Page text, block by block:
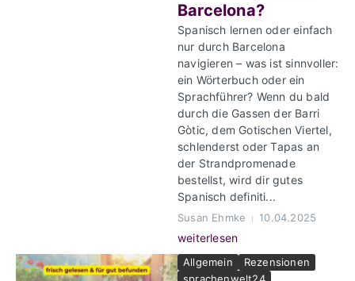
Barcelona?
Spanisch lernen oder einfach
nur durch Barcelona
navigieren – was ist sinnvoller:
ein Wörterbuch oder ein
Sprachführer? Wenn du bald
durch die Gassen der Barri
Gòtic, dem Gotischen Viertel,
schlenderst oder Tapas an
der Strandpromenade
bestellst, wird dir gutes
Spanisch definiti...
Susan Ehmke 10.04.2025
weiterlesen
Allgemein
Rezensionen